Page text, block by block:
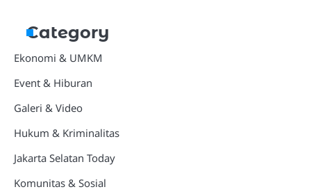
Category
Ekonomi & UMKM
Event & Hiburan
Galeri & Video
Hukum & Kriminalitas
Jakarta Selatan Today
Komunitas & Sosial